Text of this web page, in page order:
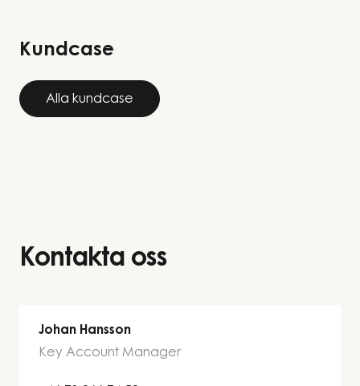
Kundcase
Alla kundcase
Kontakta oss
Johan Hansson
Key Account Manager